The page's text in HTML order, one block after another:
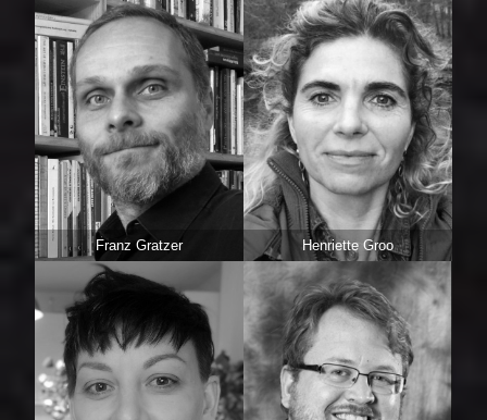
Franz Gratzer Henriette Groo